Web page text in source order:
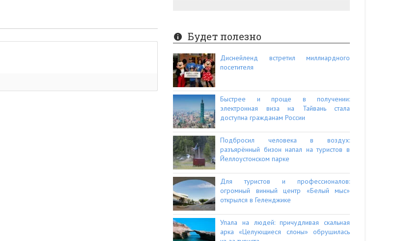
Будет полезно
Диснейленд встретил миллиардного
посетителя
Быстрее и проще в получении:
электронная виза на Тайвань стала
доступна гражданам России
Подбросил человека в воздух:
разъярённый бизон напал на туристов в
Йеллоустонском парке
Для туристов и профессионалов:
огромный винный центр «Белый мыс»
открылся в Геленджике
Упала на людей: причудливая скальная
арка «Целующиеся слоны» обрушилась